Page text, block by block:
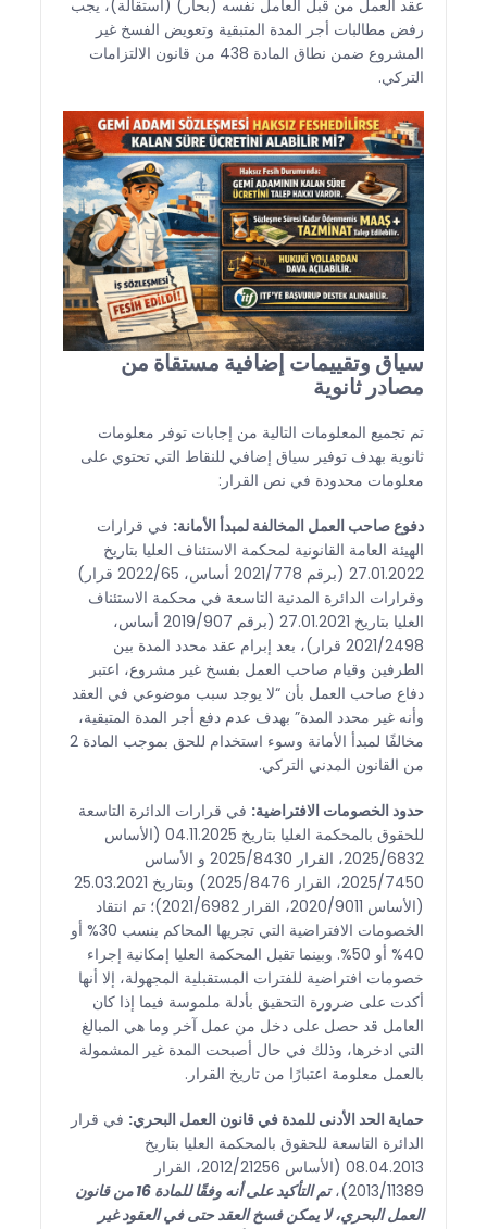
عقد العمل من قبل العامل نفسه (بحار) (استقالة)، يجب
رفض مطالبات أجر المدة المتبقية وتعويض الفسخ غير
المشروع ضمن نطاق المادة 438 من قانون الالتزامات
التركي.
سياق وتقييمات إضافية مستقاة من
مصادر ثانوية
تم تجميع المعلومات التالية من إجابات توفر معلومات
ثانوية بهدف توفير سياق إضافي للنقاط التي تحتوي على
معلومات محدودة في نص القرار:
دفوع صاحب العمل المخالفة لمبدأ الأمانة: في قرارات
الهيئة العامة القانونية لمحكمة الاستئناف العليا بتاريخ
27.01.2022 (برقم 2021/778 أساس، 2022/65 قرار)
وقرارات الدائرة المدنية التاسعة في محكمة الاستئناف
العليا بتاريخ 27.01.2021 (برقم 2019/907 أساس،
2021/2498 قرار)، بعد إبرام عقد محدد المدة بين
الطرفين وقيام صاحب العمل بفسخ غير مشروع، اعتبر
دفاع صاحب العمل بأن “لا يوجد سبب موضوعي في العقد
وأنه غير محدد المدة” بهدف عدم دفع أجر المدة المتبقية،
مخالفًا لمبدأ الأمانة وسوء استخدام للحق بموجب المادة 2
من القانون المدني التركي.
حدود الخصومات الافتراضية: في قرارات الدائرة التاسعة
للحقوق بالمحكمة العليا بتاريخ 04.11.2025 (الأساس
2025/6832، القرار 2025/8430 و الأساس
2025/7450، القرار 2025/8476) وبتاريخ 25.03.2021
(الأساس 2020/9011، القرار 2021/6982)؛ تم انتقاد
الخصومات الافتراضية التي تجريها المحاكم بنسب 30% أو
40% أو 50%. وبينما تقبل المحكمة العليا إمكانية إجراء
خصومات افتراضية للفترات المستقبلية المجهولة، إلا أنها
أكدت على ضرورة التحقيق بأدلة ملموسة فيما إذا كان
العامل قد حصل على دخل من عمل آخر وما هي المبالغ
التي ادخرها، وذلك في حال أصبحت المدة غير المشمولة
بالعمل معلومة اعتبارًا من تاريخ القرار.
حماية الحد الأدنى للمدة في قانون العمل البحري: في قرار
الدائرة التاسعة للحقوق بالمحكمة العليا بتاريخ
08.04.2013 (الأساس 2012/21256، القرار
2013/11389)،
تم التأكيد على أنه وفقًا للمادة 16 من قانون
العمل البحري، لا يمكن فسخ العقد حتى في العقود غير